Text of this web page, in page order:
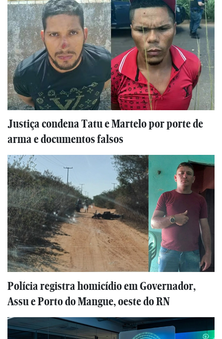
Justiça condena Tatu e Martelo por porte de
arma e documentos falsos
Polícia registra homicídio em Governador,
Assu e Porto do Mangue, oeste do RN